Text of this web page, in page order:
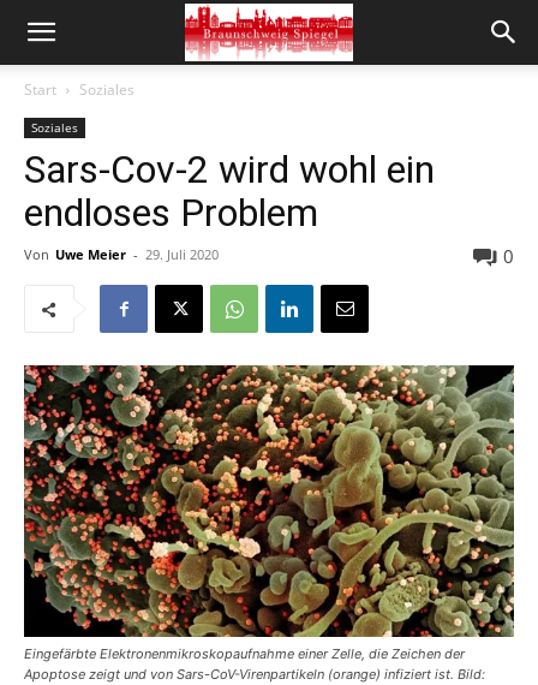
Start Soziales
Soziales
Sars-Cov-2 wird wohl ein
endloses Problem
Von Uwe Meier - 29. Juli 2020 0
Eingefärbte Elektronenmikroskopaufnahme einer Zelle, die Zeichen der
Apoptose zeigt und von Sars-CoV-Virenpartikeln (orange) infiziert ist. Bild: